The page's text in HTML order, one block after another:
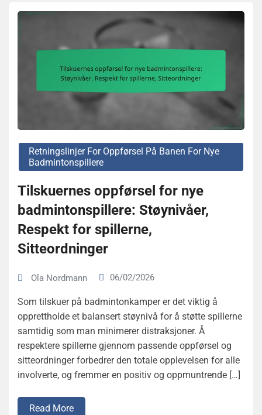
Retningslinjer For Oppførsel På Banen For Nye
Badmintonspillere
Tilskuernes oppførsel for nye
badmintonspillere: Støynivåer,
Respekt for spillerne,
Sitteordninger
Ola Nordmann 06/02/2026
Som tilskuer på badmintonkamper er det viktig å
opprettholde et balansert støynivå for å støtte spillerne
samtidig som man minimerer distraksjoner. Å
respektere spillerne gjennom passende oppførsel og
sitteordninger forbedrer den totale opplevelsen for alle
involverte, og fremmer en positiv og oppmuntrende […]
Read More